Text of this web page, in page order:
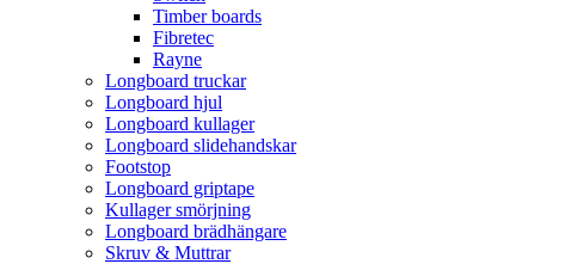
Timber boards
Fibretec
Rayne
Longboard truckar
Longboard hjul
Longboard kullager
Longboard slidehandskar
Footstop
Longboard griptape
Kullager smörjning
Longboard brädhängare
Skruv & Muttrar